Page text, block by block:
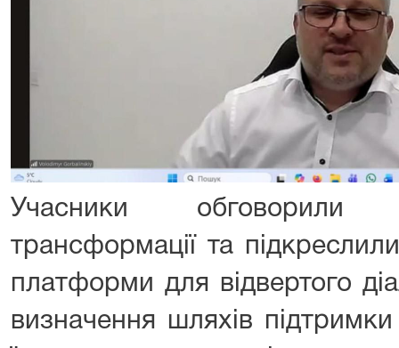
Учасники обговорили
трансформації та
платформи для відвертого
визначення шляхів підтримки